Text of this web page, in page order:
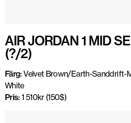
AIR JORDAN 1 MID
(?/2)
Färg:Velvet Brown/Earth-Sanddrift-
White
Pris: 1 510kr (150$)